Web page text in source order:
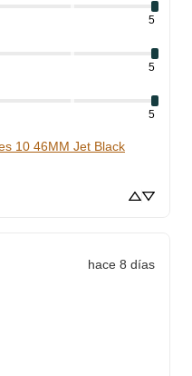
5
5
5
10 46MM Jet Black
hace 8 días